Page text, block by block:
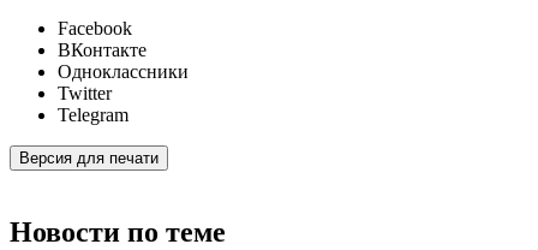
Facebook
ВКонтакте
Одноклассники
Twitter
Telegram
Версия для печати
Новости по теме